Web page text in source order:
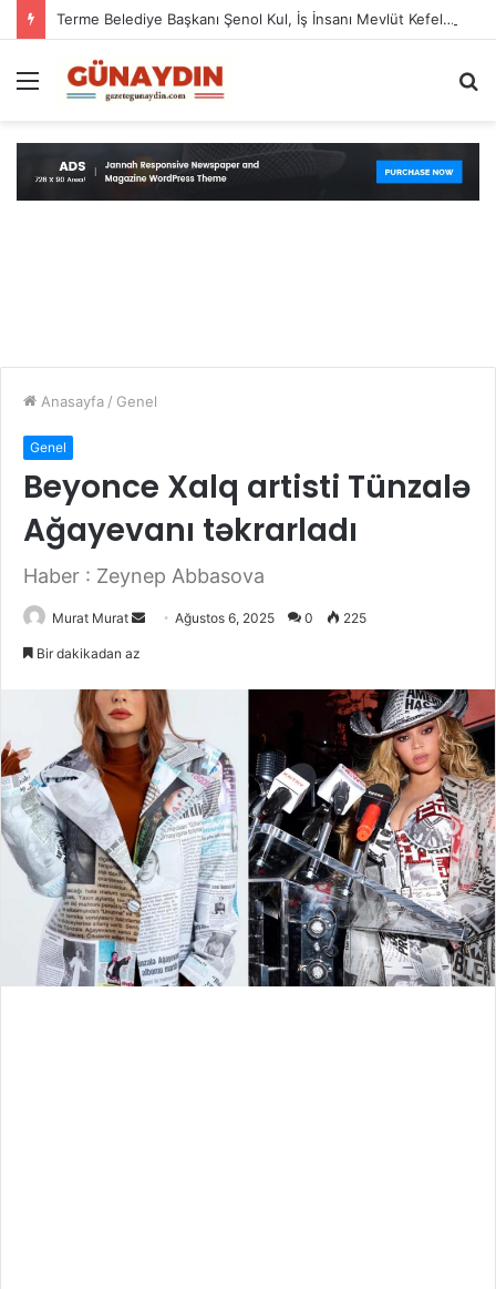
Terme Belediye Başkanı Şenol Kul, İş İnsanı Mevlüt Kefeli’nin Hışmına Uğradı
Menü
Anasayfa / Genel
Genel
Beyonce Xalq artisti Tünzalə
Ağayevanı təkrarladı
Haber : Zeynep Abbasova
Murat Murat
e
-
p
o
s
t
a
g
ö
n
d
e
Ağustos 6, 2025 0 225
Bir dakikadan az